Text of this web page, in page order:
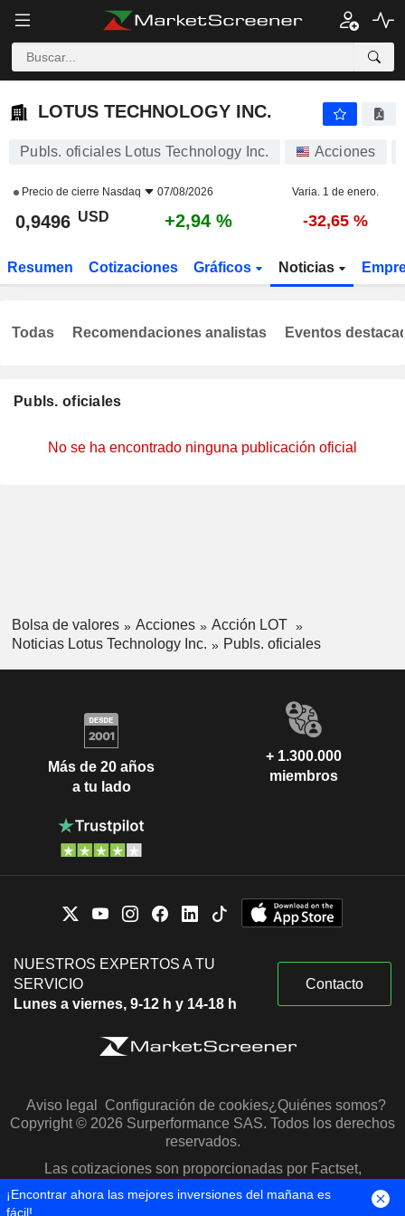
LOTUS TECHNOLOGY INC.
LOTUS TECHNOLOGY INC.
Publs. oficiales Lotus Technology Inc. Acciones
Precio de cierre Nasdaq 07/08/2026 Varia. 1 de enero.
0,9496 USD +2,94 % -32,65 %
Resumen Cotizaciones Gráficos Noticias
Publs. oficiales
No se ha encontrado ninguna publicación oficial
Todas Recomendaciones analistas Eventos
Bolsa de valores Acciones
Acción LOT
Noticias Lotus Technology Inc.
Publs. oficiales
Más de 20 años
a tu lado
+ 1.300.000
miembros
NUESTROS EXPERTOS A TU
SERVICIO
Lunes a viernes, 9-12 h y 14-18 h
Contacto
Aviso legal Configuración de cookies¿Quiénes somos?
Copyright © 2026 Surperformance SAS. Todos los derechos
reservados.
Las cotizaciones son proporcionadas por Factset,
Morningstar y S&P Capital IQ
¡Encontrar ahora las mejores inversiones del mañana es
fácil!